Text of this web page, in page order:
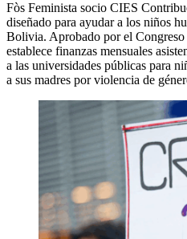
Fòs Feminista socio CIES
diseñado para ayudar a los niños
Bolivia. Aprobado por el
establece finanzas mensuales
a las universidades públicas para
a sus madres porviolencia de